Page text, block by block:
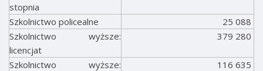
stopnia
Szkolnictwo policealne
25 088
Szkolnictwo wyższe:
licencjat
379 280
Szkolnictwo wyższe:
116 635